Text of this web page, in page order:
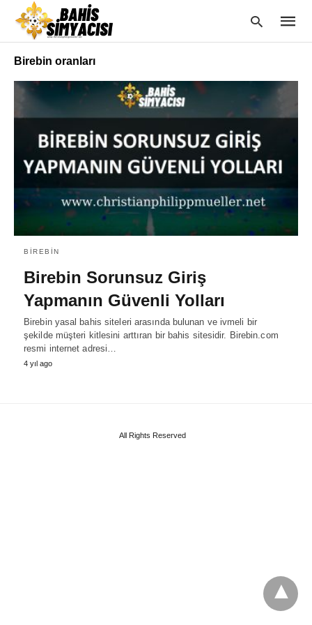
your
hit
enter:
Birebin oranları
BIREBIN
Birebin Sorunsuz Giriş
Yapmanın Güvenli Yolları
Birebin yasal bahis siteleri arasında bulunan ve ivmeli bir
şekilde müşteri kitlesini arttıran bir bahis sitesidir. Birebin.com
resmi internet adresi…
4 yıl ago
All Rights Reserved